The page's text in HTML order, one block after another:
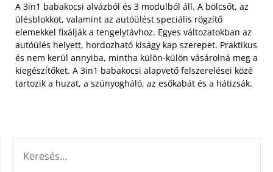
A 3in1 babakocsi alvázból és 3 modulból áll. A bölcsőt, az
ülésblokkot, valamint az autóülést speciális rögzítő
elemekkel fixálják a tengelytávhoz. Egyes változatokban az
autóülés helyett, hordozható kiságy kap szerepet. Praktikus
és nem kerül annyiba, mintha külön-külön vásárolná meg a
kiegészítőket. A 3in1 babakocsi alapvető felszerelései közé
tartozik a huzat, a szúnyogháló, az esőkabát és a hátizsák.